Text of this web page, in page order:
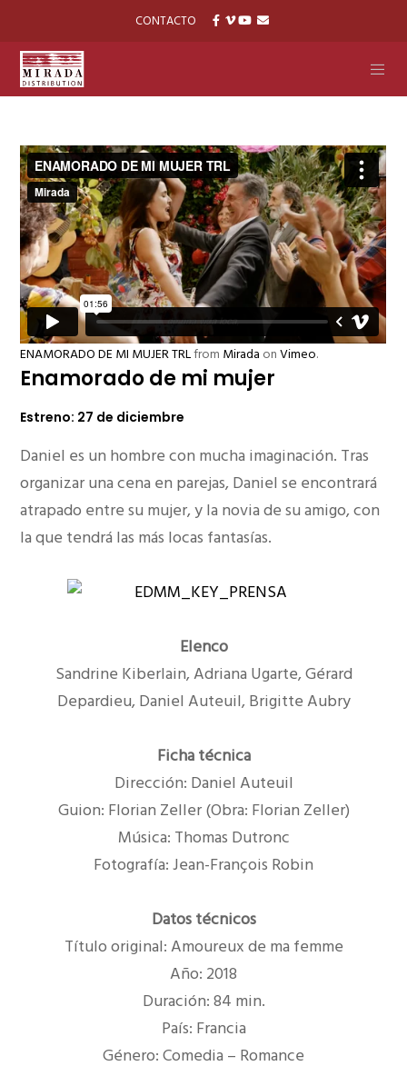
CONTACTO
ENAMORADO DE MI MUJER TRLfrom Mirada onVimeo.
Enamorado de mi mujer
Estreno: 27 de diciembre
Daniel es un hombre con mucha imaginación. Tras
organizar una cena en parejas, Daniel se encontrará
atrapado entre su mujer, y la novia de su amigo, con
la que tendrá las más locas fantasías.
Elenco
Sandrine Kiberlain, Adriana Ugarte, Gérard
Depardieu, Daniel Auteuil, Brigitte Aubry
Ficha técnica
Dirección: Daniel Auteuil
Guion: Florian Zeller (Obra: Florian Zeller)
Música: Thomas Dutronc
Fotografía: Jean-François Robin
Datos técnicos
Título original: Amoureux de ma femme
Año: 2018
Duración: 84 min.
País: Francia
Género: Comedia – Romance